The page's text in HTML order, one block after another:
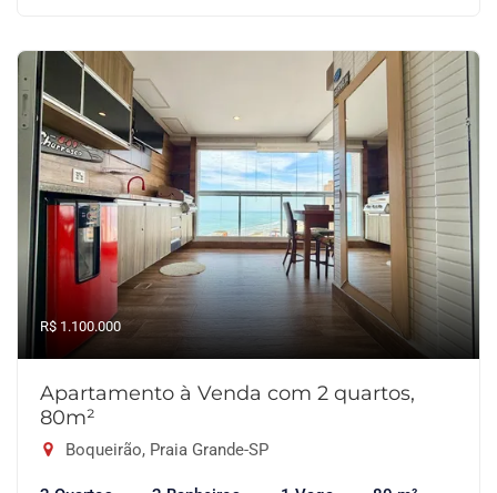
R$ 1.100.000
Apartamento à Venda com 2 quartos,
80m²
Boqueirão, Praia Grande-SP